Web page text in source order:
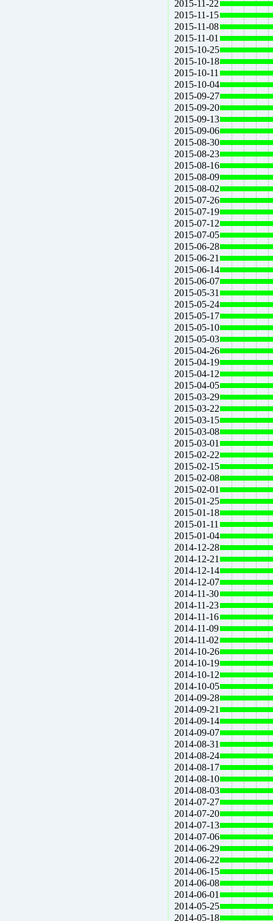
2015-11-22
2015-11-15
2015-11-08
2015-11-01
2015-10-25
2015-10-18
2015-10-11
2015-10-04
2015-09-27
2015-09-20
2015-09-13
2015-09-06
2015-08-30
2015-08-23
2015-08-16
2015-08-09
2015-08-02
2015-07-26
2015-07-19
2015-07-12
2015-07-05
2015-06-28
2015-06-21
2015-06-14
2015-06-07
2015-05-31
2015-05-24
2015-05-17
2015-05-10
2015-05-03
2015-04-26
2015-04-19
2015-04-12
2015-04-05
2015-03-29
2015-03-22
2015-03-15
2015-03-08
2015-03-01
2015-02-22
2015-02-15
2015-02-08
2015-02-01
2015-01-25
2015-01-18
2015-01-11
2015-01-04
2014-12-28
2014-12-21
2014-12-14
2014-12-07
2014-11-30
2014-11-23
2014-11-16
2014-11-09
2014-11-02
2014-10-26
2014-10-19
2014-10-12
2014-10-05
2014-09-28
2014-09-21
2014-09-14
2014-09-07
2014-08-31
2014-08-24
2014-08-17
2014-08-10
2014-08-03
2014-07-27
2014-07-20
2014-07-13
2014-07-06
2014-06-29
2014-06-22
2014-06-15
2014-06-08
2014-06-01
2014-05-25
2014-05-18